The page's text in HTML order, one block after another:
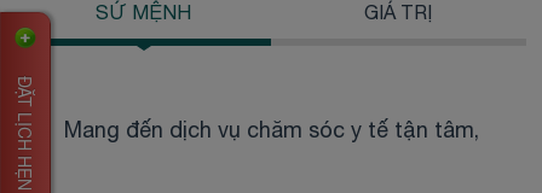
SỨ MỆNH GIÁ TRỊ
Mang đến dịch vụ chăm sóc y tế tận tâm,
ĐẶT LỊCH HẸN